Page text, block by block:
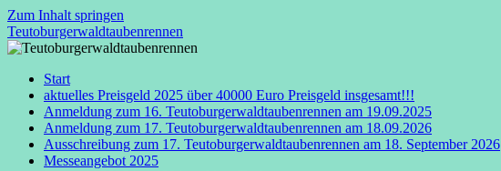
Zum Inhalt springen
Teutoburgerwaldtaubenrennen
Start
aktuelles Preisgeld 2025 über 40000 Euro Preisgeld insgesamt!!!
Anmeldung zum 16. Teutoburgerwaldtaubenrennen am 19.09.2025
Anmeldung zum 17. Teutoburgerwaldtaubenrennen am 18.09.2026
Ausschreibung zum 17. Teutoburgerwaldtaubenrennen am 18. September 2026
Messeangebot 2025